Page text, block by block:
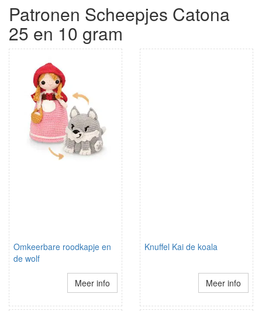
Patronen Scheepjes Catona
25 en 10 gram
Omkeerbare roodkapje en
de wolf
Meer info
Knuffel Kai de koala
Meer info